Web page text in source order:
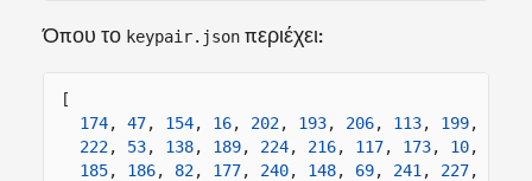
Όπου το keypair.json περιέχει:
[
174, 47, 154, 16, 202, 193, 206, 113, 199,
222, 53, 138, 189, 224, 216, 117, 173, 10,
185, 186, 82, 177, 240, 148, 69, 241 , 227,